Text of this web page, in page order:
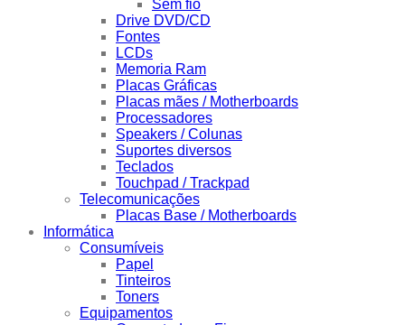
Sem fio
Drive DVD/CD
Fontes
LCDs
Memoria Ram
Placas Gráficas
Placas mães / Motherboards
Processadores
Speakers / Colunas
Suportes diversos
Teclados
Touchpad / Trackpad
Telecomunicações
Placas Base / Motherboards
Informática
Consumíveis
Papel
Tinteiros
Toners
Equipamentos